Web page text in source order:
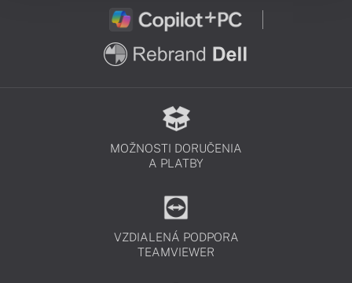
MOŽNOSTI DORUČENIA
A PLATBY
VZDIALENÁ PODPORA
TEAMVIEWER